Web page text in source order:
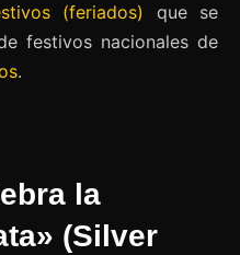
(feriados)
que se
festivos nacionales de
.
la
(Silver